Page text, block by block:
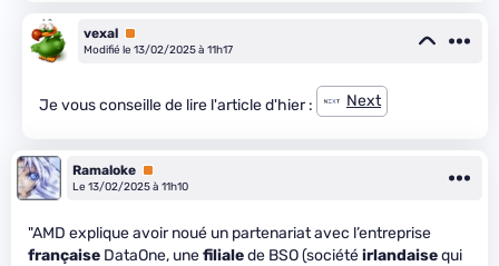
vexal Premium
Modifié le 13/02/2025 à 11h17
Je vous conseille de lire l'article d'hier : Next
Ramaloke Premium
Le 13/02/2025 à 11h10
"AMD explique avoir noué un partenariat avec l’entreprise
française DataOne, unefilialede BSO (sociétéirlandaisequi